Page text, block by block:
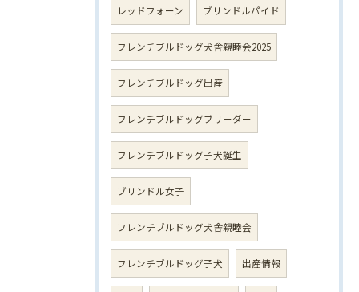
レッドフォーン ブリンドルパイド
フレンチブルドッグ犬舎親睦会2025
フレンチブルドッグ出産
フレンチブルドッグブリーダー
フレンチブルドッグ子犬誕生
ブリンドル女子
フレンチブルドッグ犬舎親睦会
フレンチブルドッグ子犬 出産情報